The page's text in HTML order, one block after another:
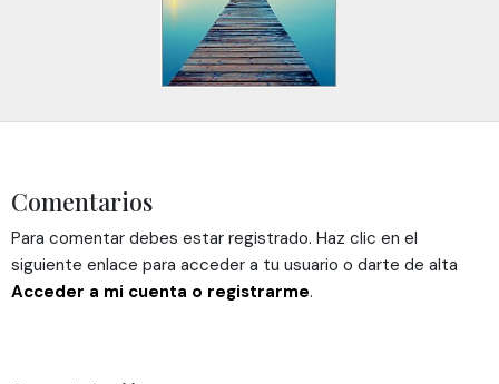
el contenido y los anuncios, ofrecer funciones de redes
sociales y analizar el tráfico. Además, compartimos
información sobre el uso que haga del sitio web con
nuestros partners de redes sociales, publicidad y análisis
web, quienes pueden combinarla con otra información
Comentarios
Para comentar debes estar registrado. Haz clic en el
siguiente enlace para acceder a tu usuario o darte de alta
Acceder a mi cuenta o registrarme.